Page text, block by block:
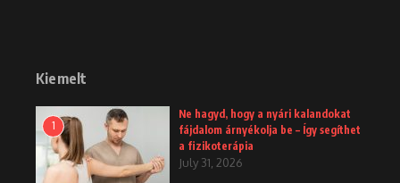
Kiemelt
1
Ne hagyd, hogy a nyári kalandokat
fájdalom árnyékolja be – Így segíthet
a fizikoterápia
July 31, 2026